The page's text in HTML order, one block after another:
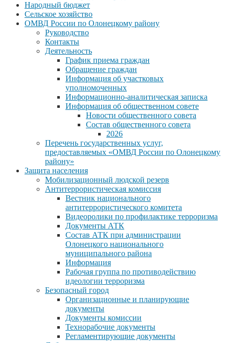
Народный бюджет
Сельское хозяйство
ОМВД России по Олонецкому району
Руководство
Контакты
Деятельность
График приема граждан
Обращение граждан
Информация об участковых
уполномоченных
Информационно-аналитическая записка
Информация об общественном совете
Новости общественного совета
Состав общественного совета
2026
Перечень государственных услуг,
предоставляемых «ОМВД России по Олонецкому
району»
Защита населения
Мобилизационный людской резерв
Антитеррористическая комиссия
Вестник национального
антитеррористического комитета
Видеоролики по профилактике терроризма
Документы АТК
Состав АТК при администрации
Олонецкого национального
муниципального района
Информация
Рабочая группа по противодействию
идеологии терроризма
Безопасный город
Организационные и планирующие
документы
Документы комиссии
Технорабочие документы
Регламентирующие документы